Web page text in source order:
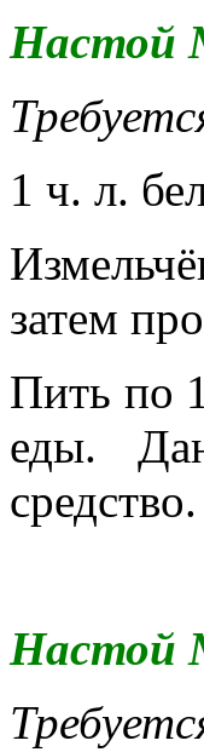
Настой
1 ч. л.
затем
Пить по
еды.
средство.
Настой